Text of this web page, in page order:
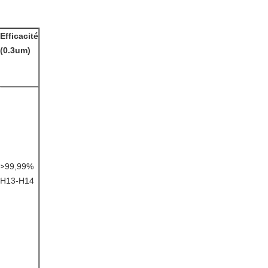
Efficacité
(0.3um)
>99,99%
H13-H14